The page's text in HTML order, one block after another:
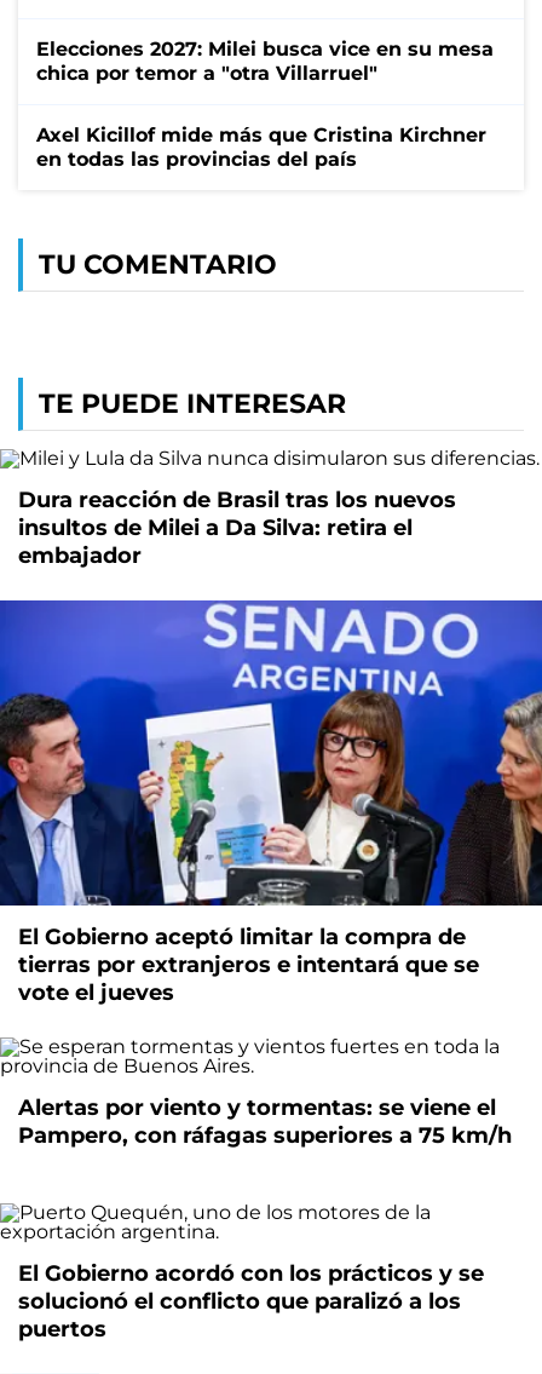
Elecciones 2027: Milei busca vice en su mesa
chica por temor a "otra Villarruel"
Axel Kicillof mide más que Cristina Kirchner
en todas las provincias del país
TU COMENTARIO
TE PUEDE INTERESAR
Dura reacción de Brasil tras los nuevos
insultos de Milei a Da Silva: retira el
embajador
El Gobierno aceptó limitar la compra de
tierras por extranjeros e intentará que se
vote el jueves
Alertas por viento y tormentas: se viene el
Pampero, con ráfagas superiores a 75 km/h
El Gobierno acordó con los prácticos y se
solucionó el conflicto que paralizó a los
puertos